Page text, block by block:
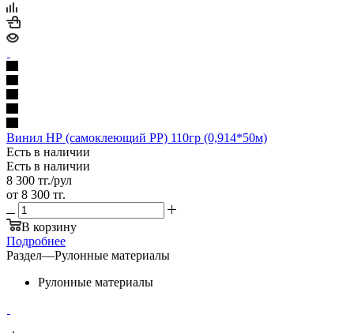
Винил НР (самоклеющий PP) 110гр (0,914*50м)
Есть в наличии
Есть в наличии
8 300 тг./рул
от 8 300 тг.
В корзину
Подробнее
Раздел—Рулонные материалы
Рулонные материалы